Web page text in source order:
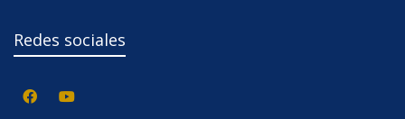
Redes sociales